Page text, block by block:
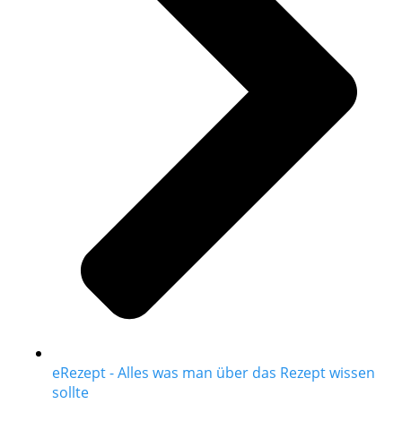
eRezept - Alles was man über das Rezept wissen
sollte